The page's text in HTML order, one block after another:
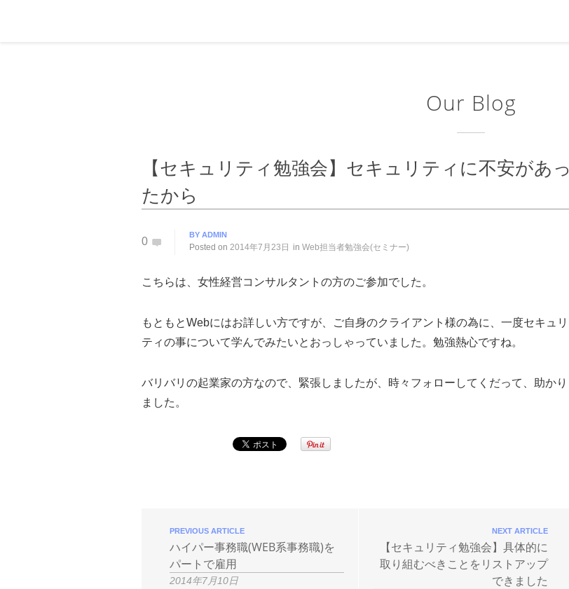
Our Blog
【セキュリティ勉強会】セキュリティに不安があっ
たから
0
BY ADMIN
Posted on 2014年7月23日 in Web担当者勉強会(セミナー)
こちらは、女性経営コンサルタントの方のご参加でした。
もともとWebにはお詳しい方ですが、ご自身のクライアント様の為に、一度セキュリ
ティの事について学んでみたいとおっしゃっていました。勉強熱心ですね。
バリバリの起業家の方なので、緊張しましたが、時々フォローしてくだって、助かり
ました。
PREVIOUS ARTICLE
ハイパー事務職(WEB系事務職)を
パートで雇用
2014年7月10日
NEXT ARTICLE
【セキュリティ勉強会】具体的に
取り組むべきことをリストアップ
できました